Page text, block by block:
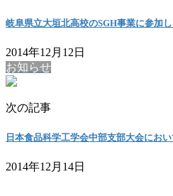
岐阜県立大垣北高校のSGH事業に参加
2014年12月12日
お知らせ
次の記事
日本食品科学工学会中部支部大会にお
2014年12月14日